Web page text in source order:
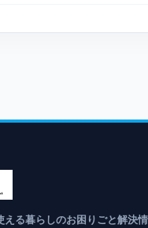
える暮らしのお困りごと解決